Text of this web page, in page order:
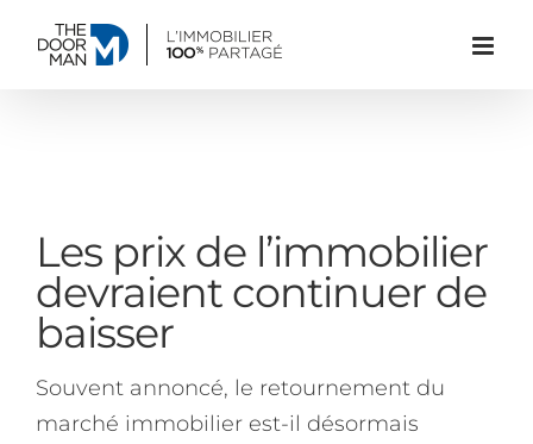
Les prix de l’immobilier
devraient continuer de
baisser
Souvent annoncé, le retournement du
marché immobilier est-il désormais